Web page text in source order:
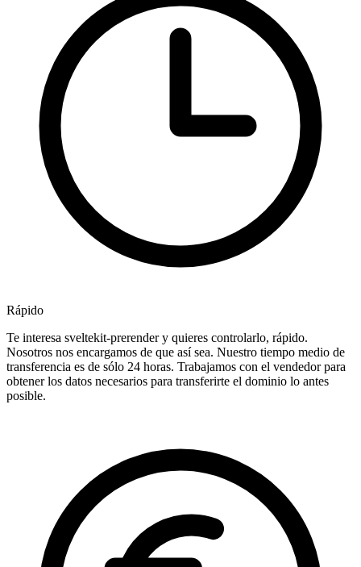
Rápido
Te interesa sveltekit-prerender y quieres controlarlo, rápido.
Nosotros nos encargamos de que así sea. Nuestro tiempo medio de
transferencia es de sólo 24 horas. Trabajamos con el vendedor para
obtener los datos necesarios para transferirte el dominio lo antes
posible.